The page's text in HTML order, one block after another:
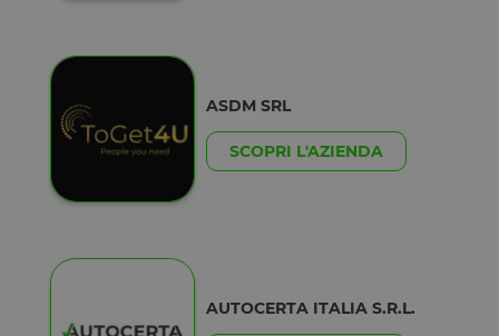
ASDM SRL
SCOPRI L'AZIENDA
AUTOCERTA ITALIA S.R.L.